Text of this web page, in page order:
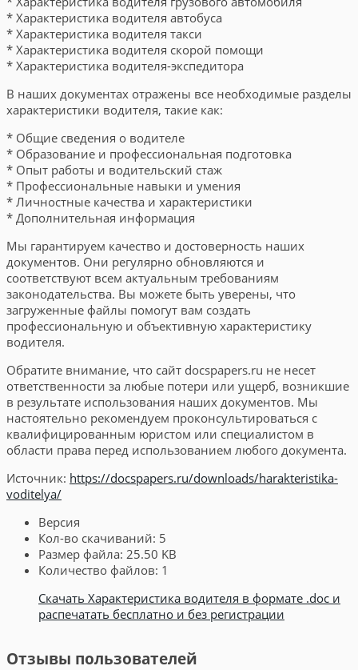
* Характеристика водителя автобуса
* Характеристика водителя такси
* Характеристика водителя скорой помощи
* Характеристика водителя-экспедитора
В наших документах отражены все необходимые разделы
характеристики водителя, такие как:
* Общие сведения о водителе
* Образование и профессиональная подготовка
* Опыт работы и водительский стаж
* Профессиональные навыки и умения
* Личностные качества и характеристики
* Дополнительная информация
Мы гарантируем качество и достоверность наших
документов. Они регулярно обновляются и
соответствуют всем актуальным требованиям
законодательства. Вы можете быть уверены, что
загруженные файлы помогут вам создать
профессиональную и объективную характеристику
водителя.
Обратите внимание, что сайт docspapers.ru не несет
ответственности за любые потери или ущерб, возникшие
в результате использования наших документов. Мы
настоятельно рекомендуем проконсультироваться с
квалифицированным юристом или специалистом в
области права перед использованием любого документа.
Источник: https://docspapers.ru/downloads/harakteristika-
voditelya/
Версия
Кол-во скачиваний: 5
Размер файла: 25.50 KB
Количество файлов: 1
Скачать Характеристика водителя в формате .doc и
распечатать бесплатно и без регистрации
Отзывы пользователей